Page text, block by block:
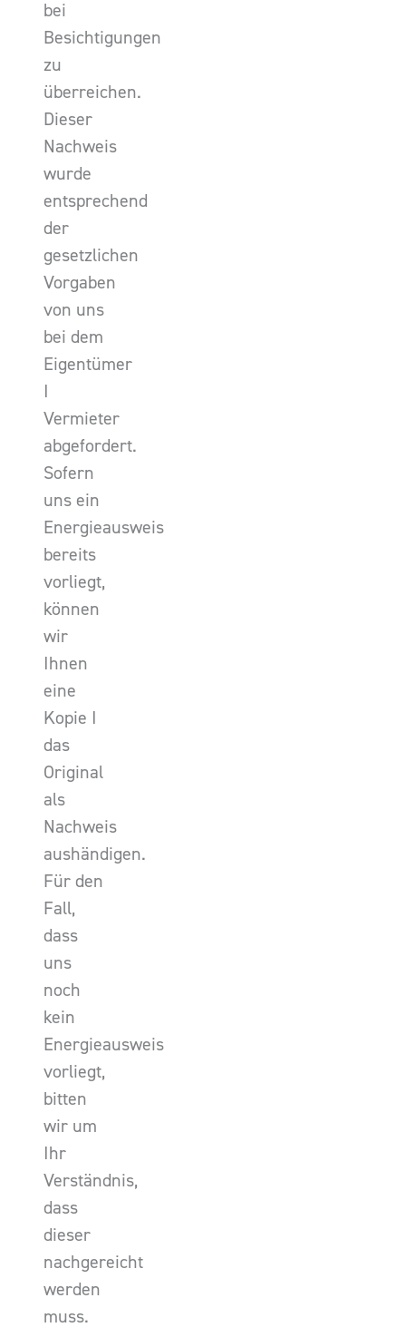
bei
Besichtigungen
zu
überreichen.
Dieser
Nachweis
wurde
entsprechend
der
gesetzlichen
Vorgaben
von uns
bei dem
Eigentümer
I
Vermieter
abgefordert.
Sofern
uns ein
Energieausweis
bereits
vorliegt,
können
wir
Ihnen
eine
Kopie I
das
Original
als
Nachweis
aushändigen.
Für den
Fall,
dass
uns
noch
kein
Energieausweis
vorliegt,
bitten
wir um
Ihr
Verständnis,
dass
dieser
nachgereicht
werden
muss.